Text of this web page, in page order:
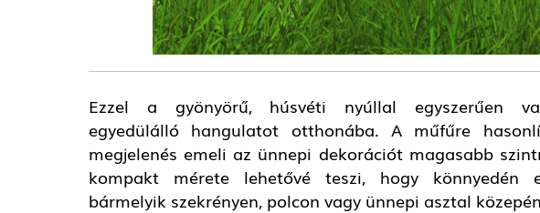
Ezzel a gyönyörű, húsvéti nyúllal egyszerűen
egyedülálló hangulatot otthonába. A műfűre
megjelenés emeli az ünnepi dekorációt magasabb
kompakt mérete lehetővé teszi, hogy könnyedén
bármelyik szekrényen, polcon vagy ünnepi asztal